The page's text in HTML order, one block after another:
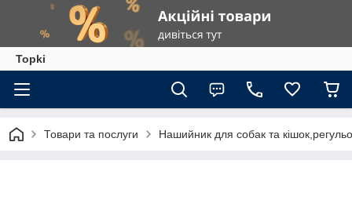
Topki
Товари та послуги Нашийник для собак та